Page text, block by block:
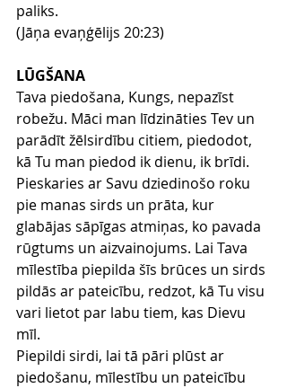
paliks.
(Jāņa evaņģēlijs 20:23)
LŪGŠANA
Tava piedošana, Kungs, nepazīst
robežu. Māci man līdzināties Tev un
parādīt žēlsirdību citiem, piedodot,
kā Tu man piedod ik dienu, ik brīdi.
Pieskaries ar Savu dziedinošo roku
pie manas sirds un prāta, kur
glabājas sāpīgas atmiņas, ko pavada
rūgtums un aizvainojums. Lai Tava
mīlestība piepilda šīs brūces un sirds
pildās ar pateicību, redzot, kā Tu visu
vari lietot par labu tiem, kas Dievu
mīl.
Piepildi sirdi, lai tā pāri plūst ar
piedošanu, mīlestību un pateicību